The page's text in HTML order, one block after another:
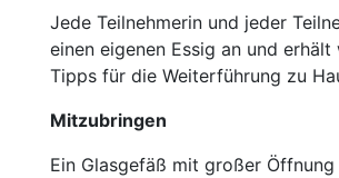
Jede Teilnehmerin und jeder
einen eigenen Essig an und
Tipps für die Weiterführung zu
Mitzubringen
Ein Glasgefäß mit großer